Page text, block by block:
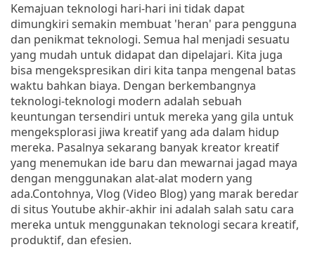
Kemajuan teknologi hari-hari ini tidak dapat
dimungkiri semakin membuat 'heran' para pengguna
dan penikmat teknologi. Semua hal menjadi sesuatu
yang mudah untuk didapat dan dipelajari. Kita juga
bisa mengekspresikan diri kita tanpa mengenal batas
waktu bahkan biaya. Dengan berkembangnya
teknologi-teknologi modern adalah sebuah
keuntungan tersendiri untuk mereka yang gila untuk
mengeksplorasi jiwa kreatif yang ada dalam hidup
mereka. Pasalnya sekarang banyak kreator kreatif
yang menemukan ide baru dan mewarnai jagad maya
dengan menggunakan alat-alat modern yang
ada.Contohnya, Vlog (Video Blog) yang marak beredar
di situs Youtube akhir-akhir ini adalah salah satu cara
mereka untuk menggunakan teknologi secara kreatif,
produktif, dan efesien.